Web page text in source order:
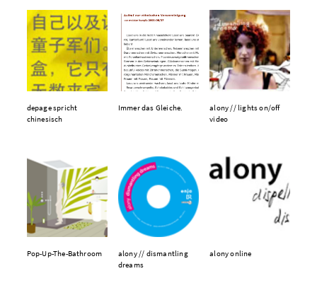
depage spricht
chinesisch
Immer das Gleiche.
alony // lights on/off
video
Pop-Up-The-Bathroom
alony // dismantling
dreams
alony online